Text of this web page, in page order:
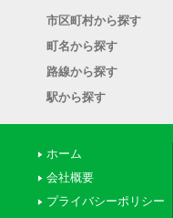
市区町村から探す
町名から探す
路線から探す
駅から探す
ホーム
会社概要
プライバシーポリシー